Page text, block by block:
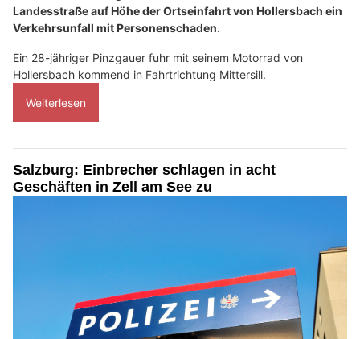
Landesstraße auf Höhe der Ortseinfahrt von Hollersbach ein
Verkehrsunfall mit Personenschaden.
Ein 28-jähriger Pinzgauer fuhr mit seinem Motorrad von
Hollersbach kommend in Fahrtrichtung Mittersill.
Weiterlesen
Salzburg: Einbrecher schlagen in acht
Geschäften in Zell am See zu